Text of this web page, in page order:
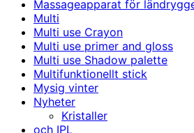
Massageapparat för
Multi
Multi use Crayon
Multi use primer and gloss
Multi use Shadow palette
Multifunktionellt stick
Mysig vinter
Nyheter
Kristaller
och IPL